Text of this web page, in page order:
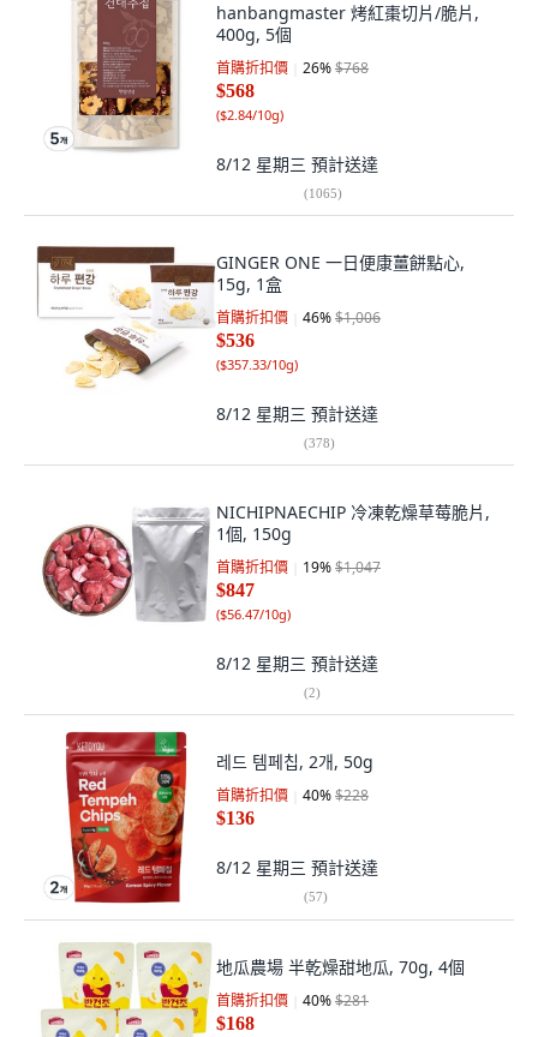
hanbangmaster 烤紅棗切片/脆片,
400g, 5個
首購折扣價 26%$768
$568
($2.84/10g)
8/12 星期三 預計送達
(1065)
GINGER ONE 一日便康薑餅點心,
15g, 1盒
首購折扣價 46%$1,006
$536
($357.33/10g)
8/12 星期三 預計送達
(378)
NICHIPNAECHIP 冷凍乾燥草莓脆片,
1個, 150g
首購折扣價 19%$1,047
$847
($56.47/10g)
8/12 星期三 預計送達
(2)
레드 템페칩, 2개, 50g
首購折扣價 40%$228
$136
8/12 星期三 預計送達
(57)
地瓜農場 半乾燥甜地瓜, 70g, 4個
首購折扣價 40%$281
$168